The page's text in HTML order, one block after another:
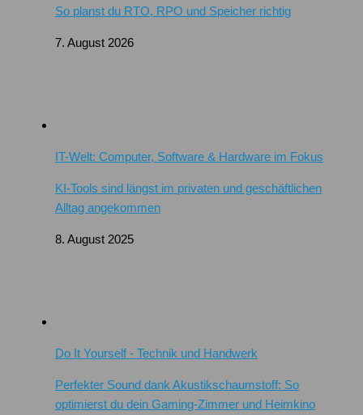
So planst du RTO, RPO und Speicher richtig
7. August 2026
IT-Welt: Computer, Software & Hardware im Fokus
KI-Tools sind längst im privaten und geschäftlichen
Alltag angekommen
8. August 2025
Do It Yourself - Technik und Handwerk
Perfekter Sound dank Akustikschaumstoff: So
optimierst du dein Gaming-Zimmer und Heimkino